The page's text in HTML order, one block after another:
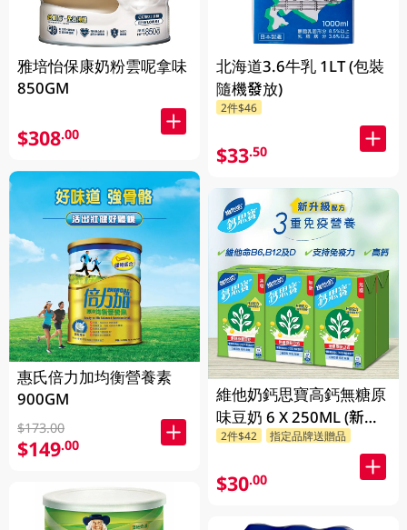
雅培怡保康奶粉雲呢拿味
850GM
$308.00
惠氏倍力加均衡營養素
900GM
$173.00
$149.00
北海道3.6牛乳 1LT (包裝
隨機發放)
2件$46
$33.50
維他奶鈣思寶高鈣無糖原
味豆奶 6 X 250ML (新舊
包裝隨機發貨)
2件$42 指定品牌送贈品
$30.00